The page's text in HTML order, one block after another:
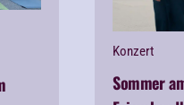
Konzert
Sommer